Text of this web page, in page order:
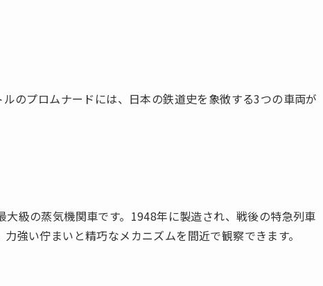
のプロムナードには、日本の鉄道史を象徴する3つの車両が
大級の蒸気機関車です。1948年に製造され、戦後の特急列車
強い佇まいと精巧なメカニズムを間近で観察できます。